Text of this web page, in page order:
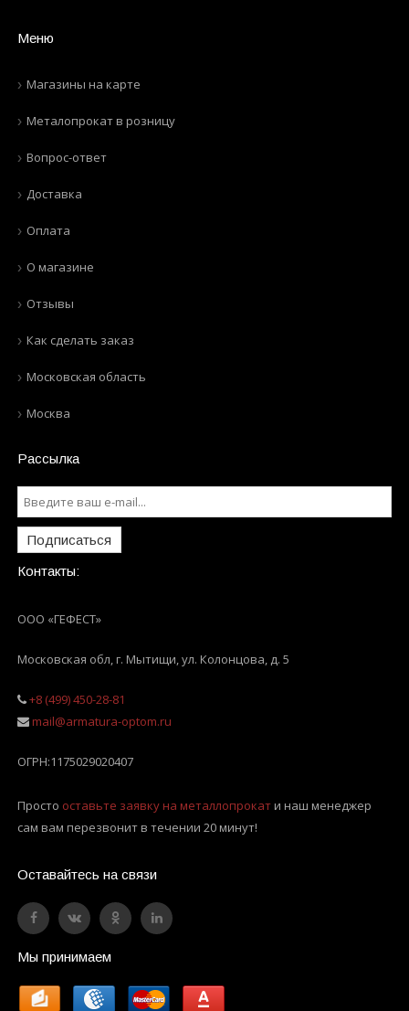
Меню
Магазины на карте
Металопрокат в розницу
Вопрос-ответ
Доставка
Оплата
О магазине
Отзывы
Как сделать заказ
Московская область
Москва
Рассылка
Подписаться
Контакты:
ООО «ГЕФЕСТ»
Московская обл, г. Мытищи,ул. Колонцова, д. 5
+8 (499) 450-28-81
mail@armatura-optom.ru
ОГРН:1175029020407
Просто оставьте заявку на металлопрокати наш менеджер
сам вам перезвонит в течении 20 минут!
Оставайтесь на связи
Мы принимаем